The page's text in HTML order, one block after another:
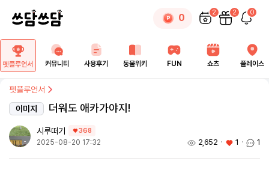
0 2 2 0
펫플루언서 커뮤니티 사용후기 동물위키 FUN 쇼츠 플레이스
펫플루언서
이미지
더워도 애카가야지!
시루떠기 368
2025-08-20 17:32 2,652 ㆍ 1 ㆍ 1